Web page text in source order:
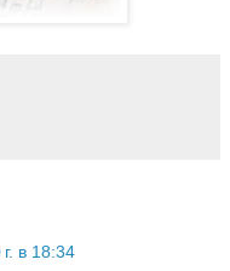
в 18:34